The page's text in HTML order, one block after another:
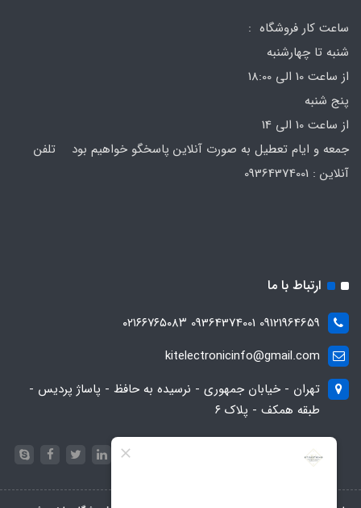
ساعت کار فروشگاه :
شنبه تا چهارشنبه
از ساعت 10 الی 18:00
پنج شنبه
از ساعت 10 الی 14
جمعه و ایام تعطیل به صورت آنلاین پاسخگو خواهیم بود تلفن
ارتباط با ما
09121964659 09364374001 ۰۲۱۶۶۷۶۵۰۸۳
kitelectronicinfo@gmail.com
تهران - خیابان جمهوری - نرسیده به حافظ - پاساژ پردیس -
طبقه همکف - پلاک ۶